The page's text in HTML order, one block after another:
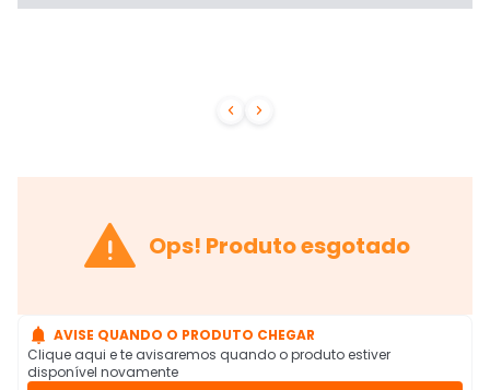
 
 Ops! Produto esgotado
 AVISE QUANDO O PRODUTO CHEGAR
Clique aqui e te avisaremos quando o produto estiver
disponível novamente